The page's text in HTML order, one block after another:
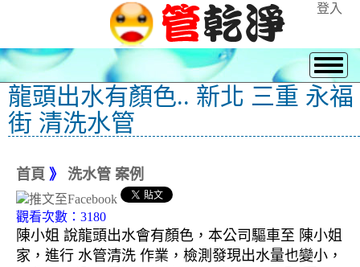
登入
龍頭出水有顏色.. 新北 三重 永福
街 清洗水管
首頁 》 洗水管 案例
觀看次數：3180
陳小姐 說龍頭出水會有顏色，本公司驅車至 陳小姐
家，進行 水管清洗 作業，檢測發現出水量也變小，